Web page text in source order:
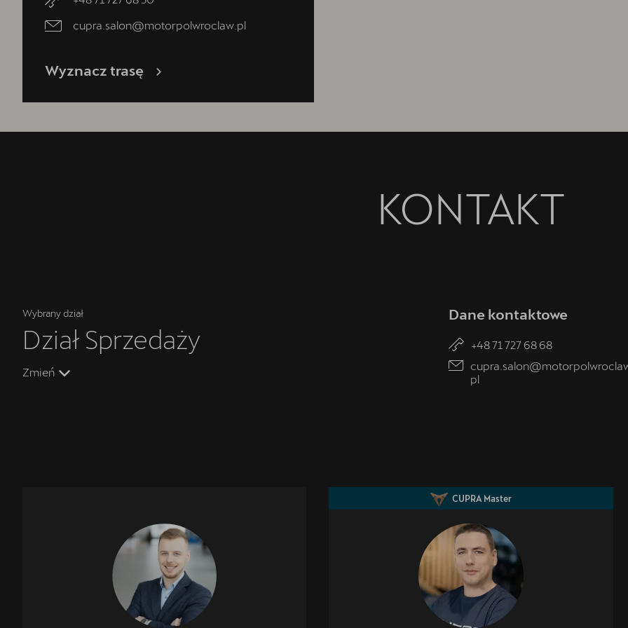
cupra.salon@motorpolwroclaw.pl
Wyznacz trasę
KONTAKT
Wybrany dział
Dział Sprzedaży
Zmień
Dane kontaktowe
+48 71 727 68 68
pl
CUPRA Master